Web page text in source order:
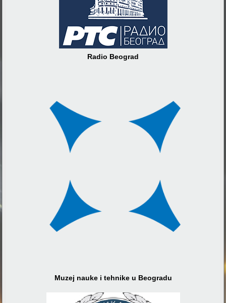
Radio Beograd
Muzej nauke i tehnike u Beogradu